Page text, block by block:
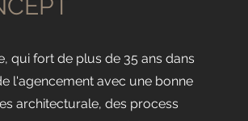
qui fort de plus de 35 ans dans
l'agencement avec une bonne
architecturale, des process